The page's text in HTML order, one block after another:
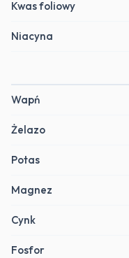
Kwas foliowy
Niacyna
Wapń
Żelazo
Potas
Magnez
Cynk
Fosfor